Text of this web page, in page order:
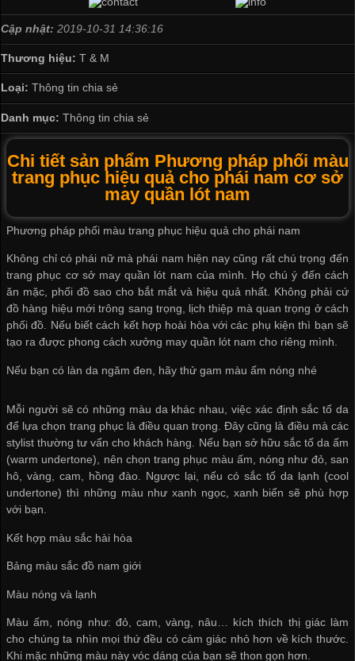
Cập nhật: 2019-10-31 14:36:16
Thương hiệu: T & M
Loại: Thông tin chia sẻ
Danh mục: Thông tin chia sẻ
Chi tiết sản phẩm Phương pháp phối màu
trang phục hiệu quả cho phái nam cơ sở
may quần lót nam
Phương pháp phối màu trang phục hiệu quả cho phái nam
Không chỉ có phái nữ mà phái nam hiện nay cũng rất chú trọng đến
trang phục cơ sở may quần lót nam của mình. Họ chú ý đến cách
ăn mặc, phối đồ sao cho bắt mắt và hiệu quả nhất. Không phải cứ
đồ hàng hiệu mới trông sang trọng, lịch thiệp mà quan trọng ở cách
phối đồ. Nếu biết cách kết hợp hoài hòa với các phụ kiện thì bạn sẽ
tạo ra được phong cáchxưởng may quần lót nam cho riêng mình.
Nếu bạn có làn da ngăm đen, hãy thử gam màu ấm nóng nhé
Mỗi người sẽ có những màu da khác nhau, việc xác định sắc tố da
để lựa chọn trang phục là điều quan trọng. Đây cũng là điều mà các
stylist thường tư vấn cho khách hàng. Nếu bạn sở hữu sắc tố da ấm
(warm undertone), nên chọn trang phục màu ấm, nóng như đỏ, san
hô, vàng, cam, hồng đào. Ngược lại, nếu có sắc tố da lạnh (cool
undertone) thì những màu như xanh ngọc, xanh biển sẽ phù hợp
với bạn.
Kết hợp màu sắc hài hòa
Bảng màu sắc đồ nam giới
Màu nóng và lạnh
Màu ấm, nóng như: đỏ, cam, vàng, nâu… kích thích thị giác làm
cho chúng ta nhìn mọi thứ đều có cảm giác nhỏ hơn về kích thước.
Khi mặc những màu này vóc dáng của bạn sẽ thon gọn hơn.